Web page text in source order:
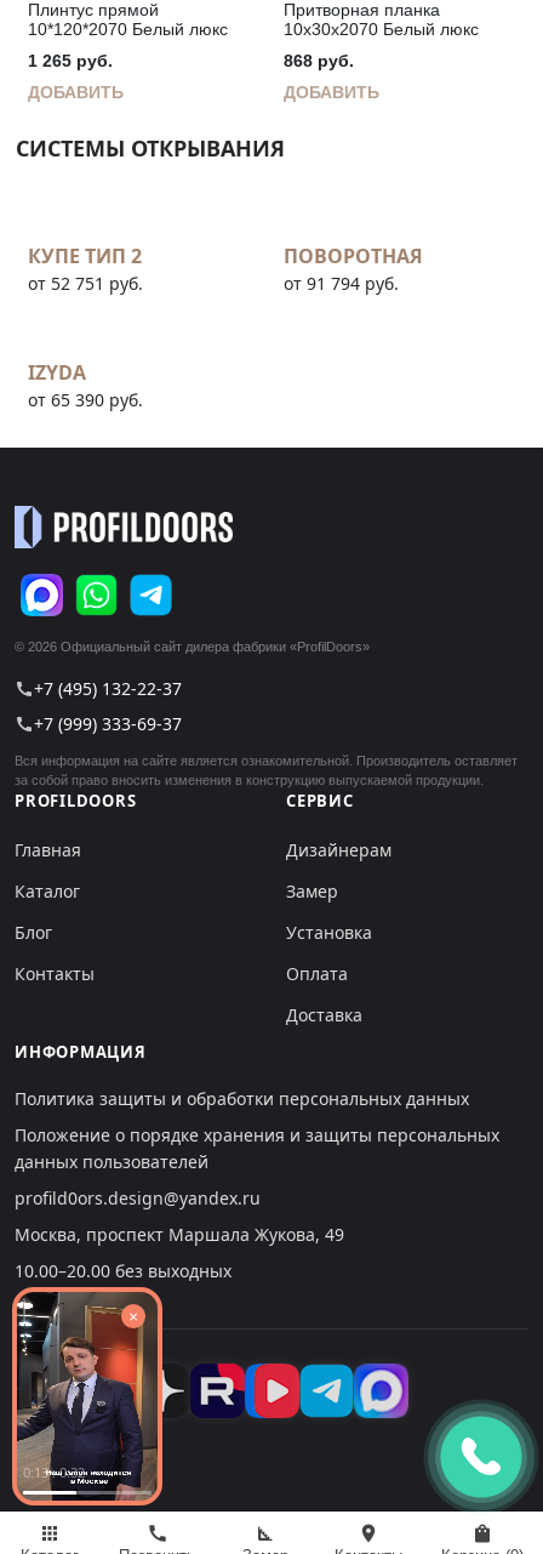
Плинтус прямой
10*120*2070 Белый люкс
1 265 руб.
ДОБАВИТЬ
Притворная планка
10х30х2070 Белый люкс
868 руб.
ДОБАВИТЬ
СИСТЕМЫ ОТКРЫВАНИЯ
КУПЕ ТИП 2
от 52 751 руб.
ПОВОРОТНАЯ
от 91 794 руб.
IZYDA
от 65 390 руб.
© 2026 Официальный сайт дилера фабрики «ProfilDoors»
call+7 (495) 132-22-37
call+7 (999) 333-69-37
Вся информация на сайте является ознакомительной. Производитель оставляет
за собой право вносить изменения в конструкцию выпускаемой продукции.
PROFILDOORS
Главная
Каталог
Блог
Контакты
СЕРВИС
Дизайнерам
Замер
Установка
Оплата
Доставка
ИНФОРМАЦИЯ
Политика защиты и обработки персональных данных
Положение о порядке хранения и защиты персональных
данных пользователей
profild0ors.design@yandex.ru
Москва, проспект Маршала Жукова, 49
10.00–20.00 без выходных
apps call square_foot location_on shopping_bag
0:14 : 0:32
×